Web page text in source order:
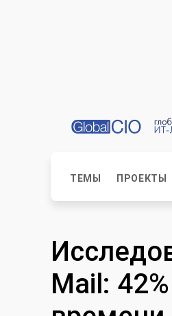
ТЕМЫ ПРОЕКТЫ
Mail: